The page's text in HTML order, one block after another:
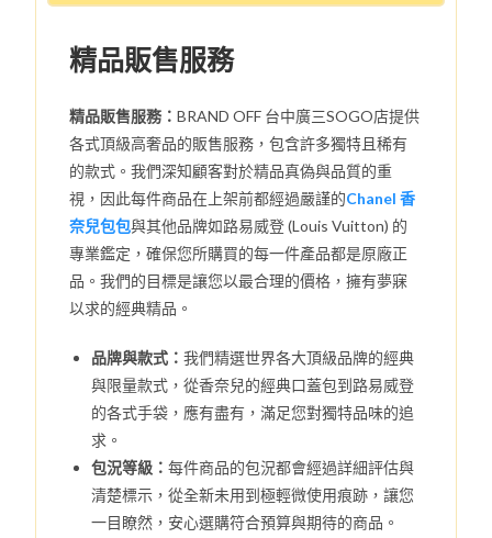
精品販售服務
精品販售服務：BRAND OFF 台中廣三SOGO店提供
各式頂級高奢品的販售服務，包含許多獨特且稀有
的款式。我們深知顧客對於精品真偽與品質的重
視，因此每件商品在上架前都經過嚴謹的Chanel 香
奈兒包包與其他品牌如路易威登 (Louis Vuitton) 的
專業鑑定，確保您所購買的每一件產品都是原廠正
品。我們的目標是讓您以最合理的價格，擁有夢寐
以求的經典精品。
品牌與款式：我們精選世界各大頂級品牌的經典
與限量款式，從香奈兒的經典口蓋包到路易威登
的各式手袋，應有盡有，滿足您對獨特品味的追
求。
包況等級：每件商品的包況都會經過詳細評估與
清楚標示，從全新未用到極輕微使用痕跡，讓您
一目瞭然，安心選購符合預算與期待的商品。